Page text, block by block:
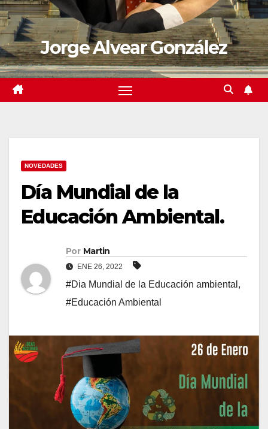
Jorge Alvear González
NOVEDADES
Día Mundial de la
Educación Ambiental.
Por Martin
ENE 26, 2022
#Dia Mundial de la Educación ambiental ,
#Educación Ambiental